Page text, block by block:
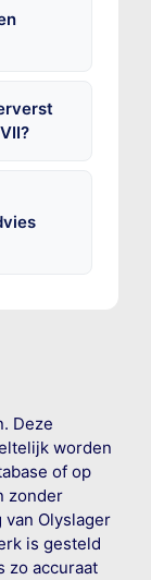
Deze
worden
of op
zonder
Olyslager
is gesteld
zo accuraat